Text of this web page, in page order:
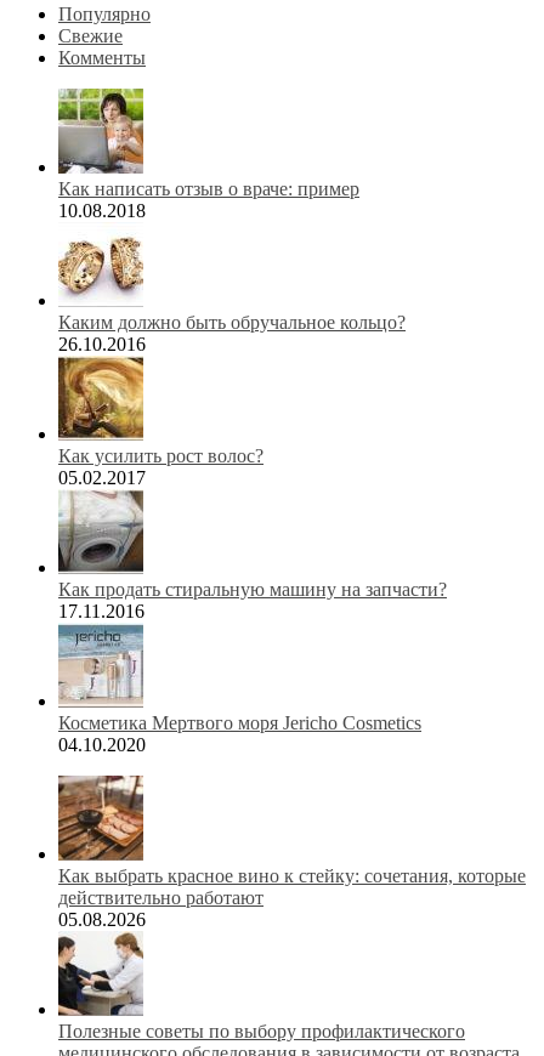
Популярно
Свежие
Комменты
Как написать отзыв о враче: пример
10.08.2018
Каким должно быть обручальное кольцо?
26.10.2016
Как усилить рост волос?
05.02.2017
Как продать стиральную машину на запчасти?
17.11.2016
Косметика Мертвого моря Jericho Cosmetics
04.10.2020
Как выбрать красное вино к стейку: сочетания, которые
действительно работают
05.08.2026
Полезные советы по выбору профилактического